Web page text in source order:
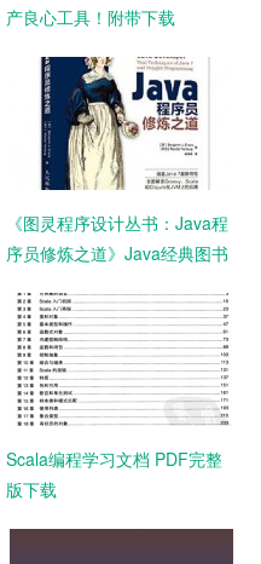
产良心工具！附带下载
《图灵程序设计丛书：Java程
序员修炼之道》Java经典图书
Scala编程学习文档 PDF完整
版下载